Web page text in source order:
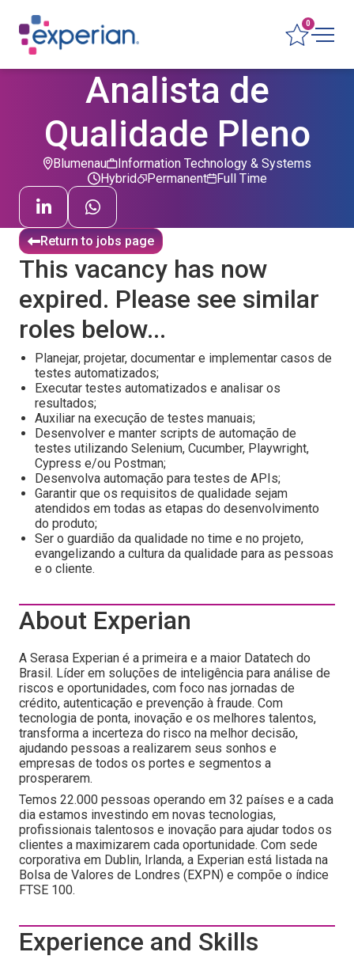
0
Analista de
Qualidade Pleno
Blumenau
Information Technology & Systems
Permanent
Hybrid Full Time
Return to jobs page
This vacancy has now
expired. Please see similar
roles below...
Planejar, projetar, documentar e implementar casos de
testes automatizados;
Executar testes automatizados e analisar os
resultados;
Auxiliar na execução de testes manuais;
Desenvolver e manter scripts de automação de
testes utilizando Selenium, Cucumber, Playwright,
Cypress e/ou Postman;
Desenvolva automação para testes de APIs;
Garantir que os requisitos de qualidade sejam
atendidos em todas as etapas do desenvolvimento
do produto;
Ser o guardião da qualidade no time e no projeto,
evangelizando a cultura da qualidade para as pessoas
e o cliente.
About Experian
A Serasa Experian é a primeira e a maior Datatech do
Brasil. Líder em soluções de inteligência para análise de
riscos e oportunidades, com foco nas jornadas de
crédito, autenticação e prevenção à fraude. Com
tecnologia de ponta, inovação e os melhores talentos,
transforma a incerteza do risco na melhor decisão,
ajudando pessoas a realizarem seus sonhos e
empresas de todos os portes e segmentos a
prosperarem.
Temos 22.000 pessoas operando em 32 países e a cada
dia estamos investindo em novas tecnologias,
profissionais talentosos e inovação para ajudar todos os
clientes a maximizarem cada oportunidade. Com sede
corporativa em Dublin, Irlanda, a Experian está listada na
Bolsa de Valores de Londres (EXPN) e compõe o índice
FTSE 100.
Experience and Skills